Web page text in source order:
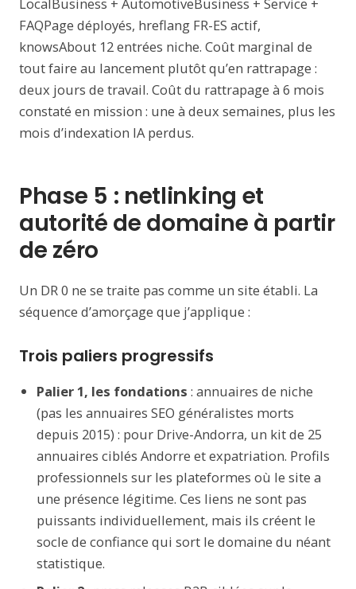
FAQPage déployés, hreflang FR-ES actif,
knowsAbout 12 entrées niche. Coût marginal de
tout faire au lancement plutôt qu’en rattrapage :
deux jours de travail. Coût du rattrapage à 6 mois
constaté en mission : une à deux semaines, plus les
mois d’indexation IA perdus.
Phase 5 : netlinking et
autorité de domaine à partir
de zéro
Un DR 0 ne se traite pas comme un site établi. La
séquence d’amorçage que j’applique :
Trois paliers progressifs
Palier 1, les fondations : annuaires de niche
(pas les annuaires SEO généralistes morts
depuis 2015) : pour Drive-Andorra, un kit de 25
annuaires ciblés Andorre et expatriation. Profils
professionnels sur les plateformes où le site a
une présence légitime. Ces liens ne sont pas
puissants individuellement, mais ils créent le
socle de confiance qui sort le domaine du néant
statistique.